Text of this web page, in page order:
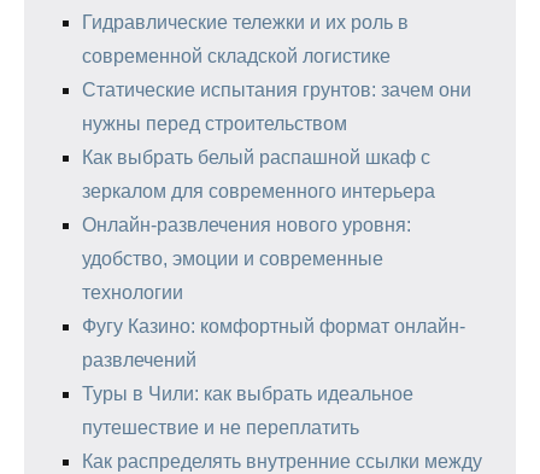
Гидравлические тележки и их роль в
современной складской логистике
Статические испытания грунтов: зачем они
нужны перед строительством
Как выбрать белый распашной шкаф с
зеркалом для современного интерьера
Онлайн-развлечения нового уровня:
удобство, эмоции и современные
технологии
Фугу Казино: комфортный формат онлайн-
развлечений
Туры в Чили: как выбрать идеальное
путешествие и не переплатить
Как распределять внутренние ссылки между